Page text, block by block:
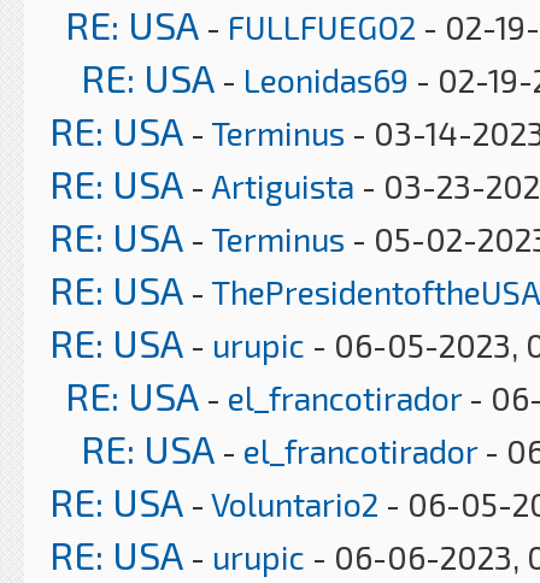
RE: USA - FULLFUEGO2 - 02-19-
RE: USA - Leonidas69 - 02-
RE: USA - Terminus - 03-14-
RE: USA - Artiguista - 03-23-
RE: USA - Terminus - 05-02-
RE: USA - ThePresidentoftheUSA
RE: USA - urupic - 06-05-2023,
RE: USA - el_francotirador- 06-
RE: USA - el_francotirador-
RE: USA - Voluntario2 - 06-05-
RE: USA - urupic - 06-06-2023,